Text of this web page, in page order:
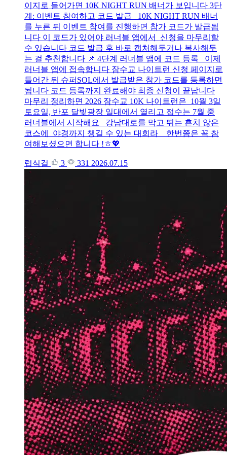
이지로 들어가면 10K NIGHT RUN 배너가 보입니다 3단
계: 이벤트 참여하고 코드 발급 10K NIGHT RUN 배너
를 누른 뒤 이벤트 참여를 진행하면 참가 코드가 발급됩
니다 이 코드가 있어야 러너블 앱에서 신청을 마무리할
수 있습니다 코드 발급 후 바로 캡처해두거나 복사해두
는 걸 추천합니다 📌 4단계 러너블 앱에 코드 등록 이제
러너블 앱에 접속합니다 잠수교 나이트런 신청 페이지로
들어간 뒤 슈퍼SOL에서 발급받은 참가 코드를 등록하면
됩니다 코드 등록까지 완료해야 최종 신청이 끝납니다
마무리 정리하면 2026 잠수교 10K 나이트런은 10월 3일
토요일, 반포 달빛광장 일대에서 열리고 접수는 7월 중
러너블에서 시작해요 강남대로를 막고 뛰는 흔치 않은
코스에 야경까지 챙길 수 있는 대회라 한번쯤은 꼭 참
여해보셨으면 합니다 !ㅎ💖
럽식걸 3 331 2026.07.15